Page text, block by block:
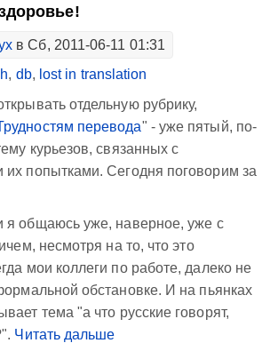
в Сб, 2011-06-11 01:31
, db, lost in translation
отдельную рубрику,
перевода" - уже пятый, по-
курьезов, связанных с
их попытками. Сегодня поговорим за
я общаюсь уже, наверное, уже с
несмотря на то, что это
мои коллеги по работе, далеко не
обстановке. И на пьянках
тема "а что русские говорят,
Читать дальше